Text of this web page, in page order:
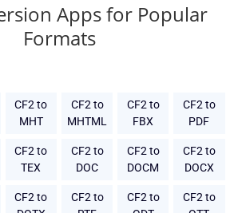
Apps for Popular
Formats
CF2 to
MHT
CF2 to
MHTML
CF2 to
FBX
CF2 to
PDF
CF2 to
TEX
CF2 to
DOC
CF2 to
DOCM
CF2 to
DOCX
CF2 to
CF2 to
CF2 to
CF2 to